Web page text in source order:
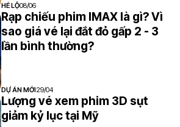
HÉ LỘ08/06
Rạp chiếu phim IMAX là gì? Vì
sao giá vé lại đắt đỏ gấp 2 - 3
lần bình thường?
DỰ ÁN MỚI29/04
Lượng vé xem phim 3D sụt
giảm kỷ lục tại Mỹ